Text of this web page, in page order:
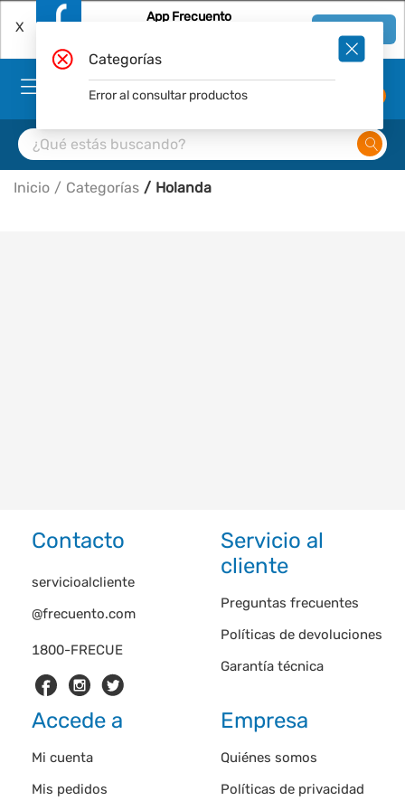
X
App Frecuento
Inicio Categorías Holanda
Contacto
1800-FRECUE
servicioalcliente
@frecuento.com
Servicio al
cliente
Preguntas frecuentes
Políticas de devoluciones
Garantía técnica
Accede a
Mi cuenta
Mis pedidos
Empresa
Quiénes somos
Políticas de privacidad
Categorías
Error al consultar productos